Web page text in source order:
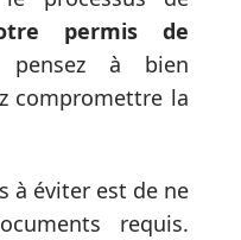
permis de
à bien
compromettre la
à éviter est de ne
requis.